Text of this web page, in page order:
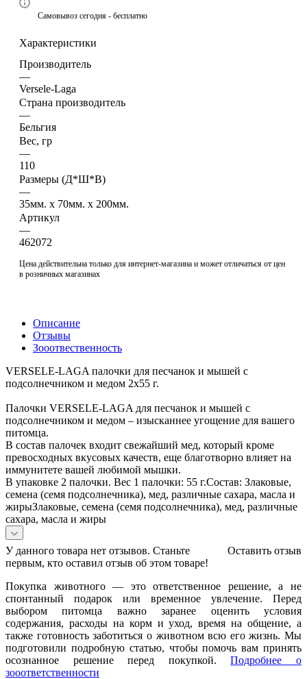
Самовывоз сегодня - бесплатно
Характеристики
Производитель
—
Versele-Laga
Страна производитель
—
Бельгия
Вес, гр
—
110
Размеры (Д*Ш*В)
—
35мм. x 70мм. x 200мм.
Артикул
—
462072
Цена действительна только для интернет-магазина и может отличаться от цен
в розничных магазинах
Описание
Отзывы
Зооотвественность
VERSELE-LAGA палочки для песчанок и мышей с
подсолнечником и медом 2х55 г.
Палочки VERSELE-LAGA для песчанок и мышей с
подсолнечником и медом – изысканнее угощение для вашего
питомца.
В состав палочек входит свежайший мед, который кроме
превосходных вкусовых качеств, еще благотворно влияет на
иммунитете вашей любимой мышки.
В упаковке 2 палочки. Вес 1 палочки: 55 г.Состав: Злаковые,
семена (семя подсолнечника), мед, различные сахара, масла и
жирыЗлаковые, семена (семя подсолнечника), мед, различные
сахара, масла и жиры
Оставить отзыв
У данного товара нет отзывов. Станьте
первым, кто оставил отзыв об этом товаре!
Покупка животного — это ответственное решение, а не
спонтанный подарок или временное увлечение. Перед
выбором питомца важно заранее оценить условия
содержания, расходы на корм и уход, время на общение, а
также готовность заботиться о животном всю его жизнь. Мы
подготовили подробную статью, чтобы помочь вам принять
осознанное решение перед покупкой.Подробнее о
зооответственности